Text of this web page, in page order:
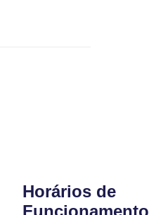
Horários de
Funcionamento